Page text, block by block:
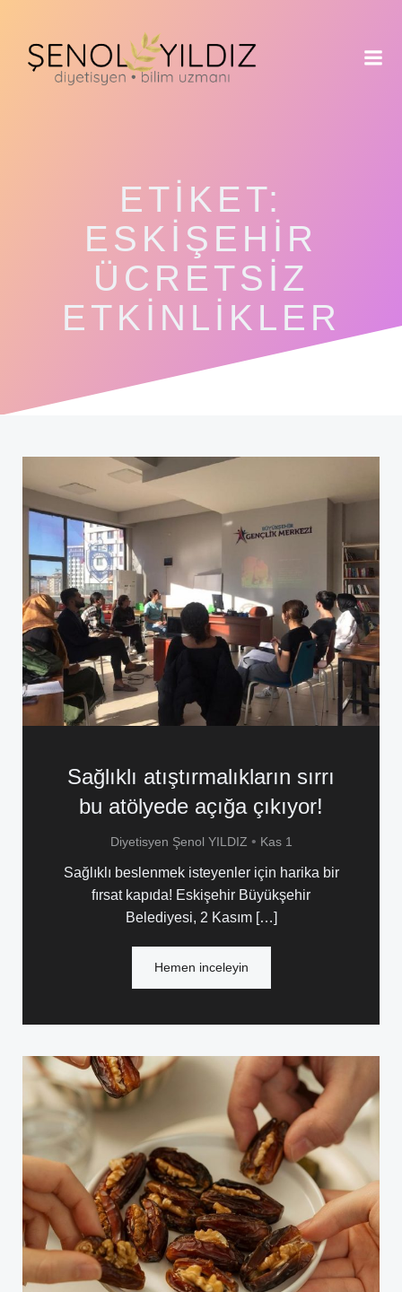
ETIKET:
ESKIŞEHIR
ÜCRETSIZ
ETKINLIKLER
Sağlıklı atıştırmalıkların sırrı
bu atölyede açığa çıkıyor!
Diyetisyen Şenol YILDIZ • Kas 1
Sağlıklı beslenmek isteyenler için harika bir
fırsat kapıda! Eskişehir Büyükşehir
Belediyesi, 2 Kasım […]
Hemen inceleyin